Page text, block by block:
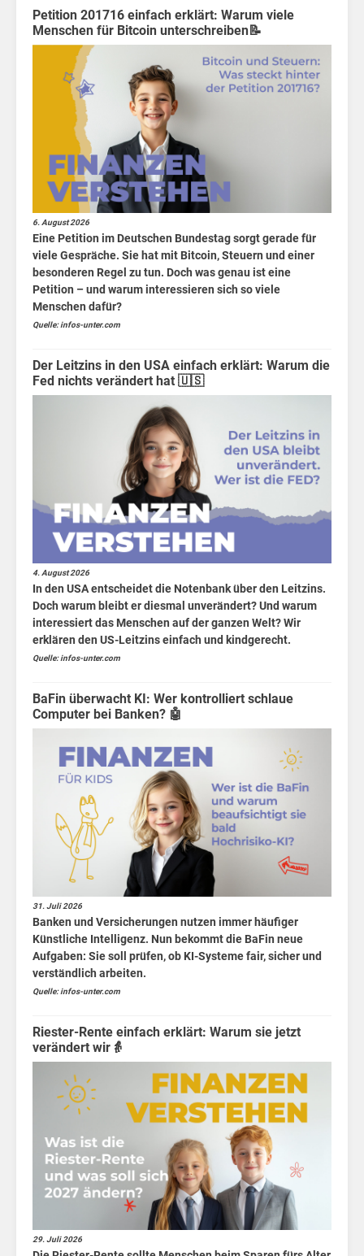
Politik
Wirtschaft
MV
Finanzen
Wirtschaft
für
Börsen
News
Fakten
–
die
Petition 201716 einfach erklärt: Warum viele
Menschen für Bitcoin unterschreiben📝
6. August 2026
Eine Petition im Deutschen Bundestag sorgt gerade für
viele Gespräche. Sie hat mit Bitcoin, Steuern und einer
besonderen Regel zu tun. Doch was genau ist eine
Petition – und warum interessieren sich so viele
Menschen dafür?
Quelle: infos-unter.com
Der Leitzins in den USA einfach erklärt: Warum die
Fed nichts verändert hat 🇺🇸
4. August 2026
In den USA entscheidet die Notenbank über den Leitzins.
Doch warum bleibt er diesmal unverändert? Und warum
interessiert das Menschen auf der ganzen Welt? Wir
erklären den US-Leitzins einfach und kindgerecht.
Quelle: infos-unter.com
BaFin überwacht KI: Wer kontrolliert schlaue
Computer bei Banken? 🤖
31. Juli 2026
Banken und Versicherungen nutzen immer häufiger
Künstliche Intelligenz. Nun bekommt die BaFin neue
Aufgaben: Sie soll prüfen, ob KI-Systeme fair, sicher und
verständlich arbeiten.
Quelle: infos-unter.com
Riester-Rente einfach erklärt: Warum sie jetzt
verändert wir👵
29. Juli 2026